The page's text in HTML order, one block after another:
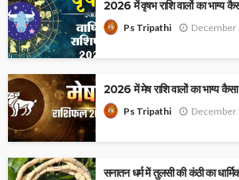
2026 में वृषभ राशि वालों का भाग्य
Ps Tripathi December
2026 में मेष राशि वालों का भाग्य कैसा
Ps Tripathi December
सनातन धर्म में तुलसी की कंठी का